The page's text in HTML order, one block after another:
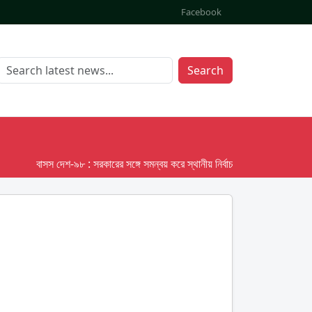
Facebook
Search
বাসস দেশ-৯৮ : সরকারের সঙ্গে সমন্বয় করে স্থানীয় নির্বাচনের তফসিল দেবে ইসি;